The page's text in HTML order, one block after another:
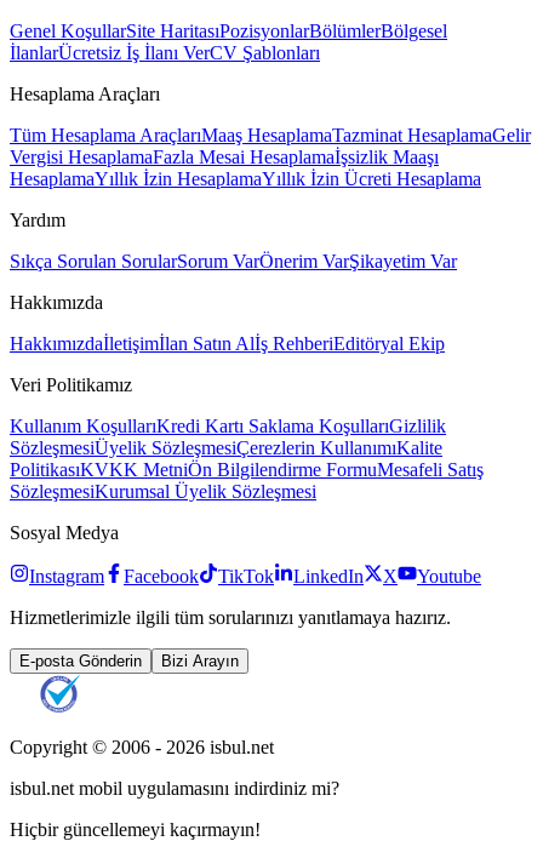
Genel KoşullarSite HaritasıPozisyonlarBölümlerBölgesel
İlanlarÜcretsiz İş İlanı VerCV Şablonları
Hesaplama Araçları
Tüm Hesaplama AraçlarıMaaş HesaplamaTazminat HesaplamaGelir
Vergisi HesaplamaFazla Mesai Hesaplamaİşsizlik Maaşı
HesaplamaYıllık İzin HesaplamaYıllık İzin Ücreti Hesaplama
Yardım
Sıkça Sorulan SorularSorum VarÖnerim VarŞikayetim Var
Hakkımızda
Hakkımızdaİletişimİlan Satın Alİş RehberiEditöryal Ekip
Veri Politikamız
Kullanım KoşullarıKredi Kartı Saklama KoşullarıGizlilik
SözleşmesiÜyelik SözleşmesiÇerezlerin KullanımıKalite
PolitikasıKVKK MetniÖn Bilgilendirme FormuMesafeli Satış
SözleşmesiKurumsal Üyelik Sözleşmesi
Sosyal Medya
Instagram Facebook TikTok LinkedIn X
Youtube
Hizmetlerimizle ilgili tüm sorularınızı yanıtlamaya hazırız.
E-posta Gönderin Bizi Arayın
Copyright © 2006 - 2026 isbul.net
isbul.net mobil uygulamasını indirdiniz mi?
Hiçbir güncellemeyi kaçırmayın!